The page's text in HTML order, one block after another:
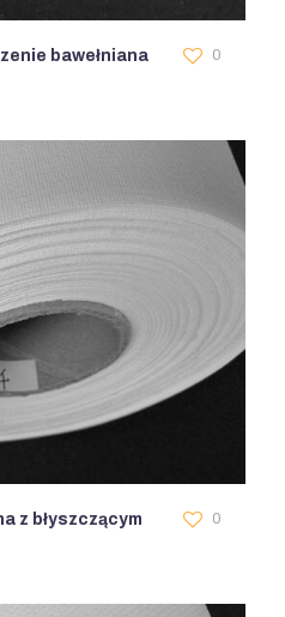
bawełniana
0
z błyszczącym
0